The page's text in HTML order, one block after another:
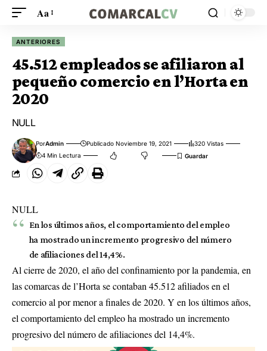
Aa
ANTERIORES
45.512 empleados se afiliaron al
pequeño comercio en l’Horta en
2020
NULL
PorAdmin Publicado Noviembre 19, 2021
320 Vistas
4 Min Lectura
NULL
En los últimos años, el comportamiento del empleo
ha mostrado un incremento progresivo del número
de afiliaciones del 14,4%.
Al cierre de 2020, el año del confinamiento por la pandemia, en
las comarcas de l’Horta se contaban 45.512 afiliados en el
comercio al por menor a finales de 2020. Y en los últimos años,
el comportamiento del empleo ha mostrado un incremento
progresivo del número de afiliaciones del 14,4%.